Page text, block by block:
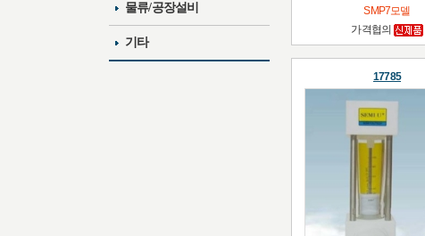
물류/공장설비
기타
SMP7모델
가격협의
17785